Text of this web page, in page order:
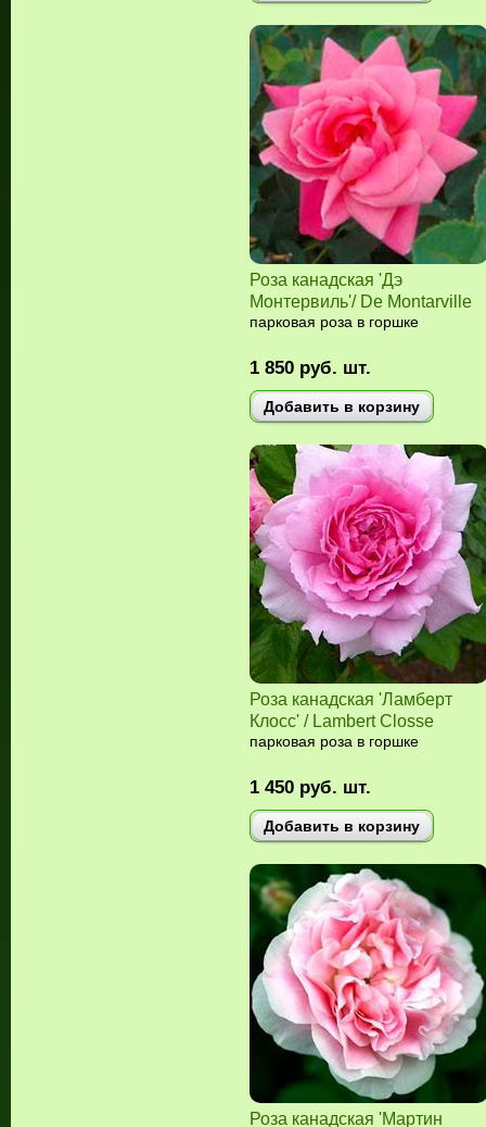
Роза канадская 'Дэ
Монтервиль'/ De Montarville
парковая роза в горшке
1 850 руб. шт.
Добавить в корзину
Роза канадская 'Ламберт
Клосс' / Lambert Closse
парковая роза в горшке
1 450 руб. шт.
Добавить в корзину
Роза канадская 'Мартин